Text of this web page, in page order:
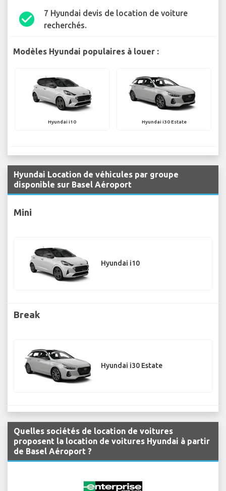
check_circle
7 Hyundai devis de location de voiture
recherchés.
Modèles Hyundai populaires à louer :
Hyundai i10 Hyundai i30 Estate
Hyundai Location de véhicules par groupe
disponible sur Basel Aéroport
Mini
Hyundai i10
Break
Hyundai i30 Estate
Quelles sociétés de location de voitures
proposent la location de voitures Hyundai à partir
de Basel Aéroport ?